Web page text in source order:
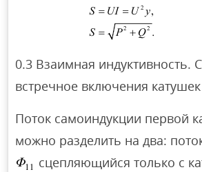
0.3 Взаимная индуктивность.
встречное включения катушек
Поток самоиндукции первой
можно разделить на два:
сцепляющийся только с